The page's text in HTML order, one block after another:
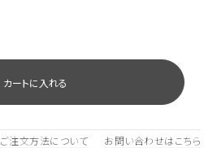
カートに入れる
ご注文方法について お問い合わせはこちら